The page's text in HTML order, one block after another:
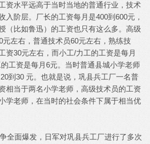
资水平远高于当时当地的普通行业，技术
入阶层。厂长的工资每月是400到600元，
（比如鲁迅）的工资也只有这么多。高级
元左右，普通技术员60元左右，熟练技
资30元左右，而小工/力工的工资是每月
工资是每月6元。当时普通县城小学老师
到30 元。也就是说，巩县兵工厂一名普
相当于两名小学老师，高级技术员的工资
学老师，在当时的社会条件下属于相当优
全面爆发，日军对巩县兵工厂进行了多次